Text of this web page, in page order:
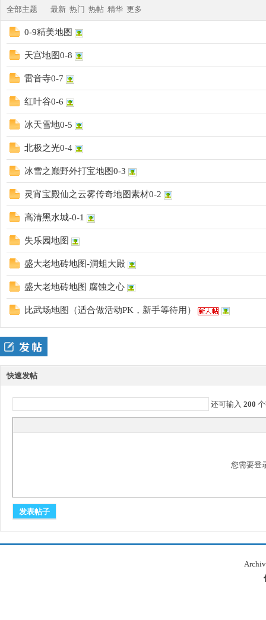
九
版
全部主题 最新 热门 热帖 精华 更多
0-9精美地图
天宫地图0-8
雷音寺0-7
红叶谷0-6
冰天雪地0-5
北极之光0-4
冰雪之巅野外打宝地图0-3
灵宵宝殿仙之云雾传奇地图素材0-2
高清黑水城-0-1
失乐园地图
盛大老地砖地图-洞蛆大殿
盛大老地砖地图 腐蚀之心
比武场地图（适合做活动PK，新手等待用）
快速发帖
还可输入 200
您需要登
发表帖子